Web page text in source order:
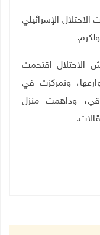
قوات الاحتلال الإسرائيلي
اقتحمت
وتمركزت في
وداهمت منزل
.